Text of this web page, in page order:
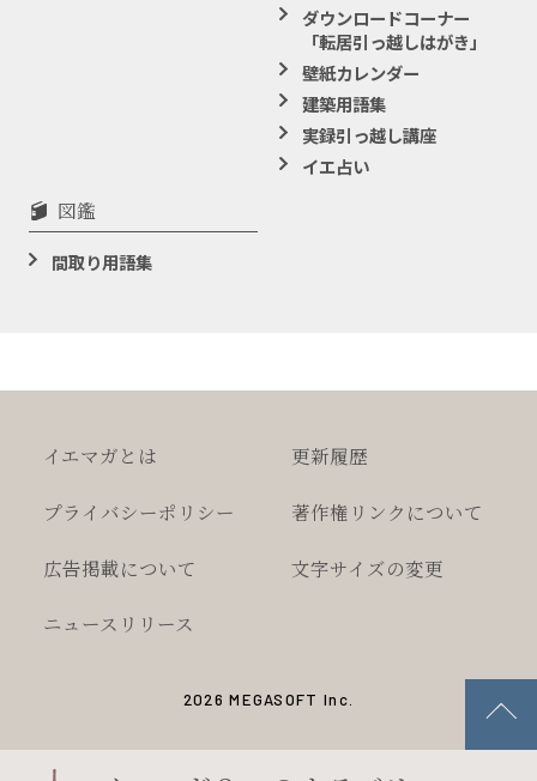
ダウンロードコーナー
「転居引っ越しはがき」
壁紙カレンダー
建築用語集
実録引っ越し講座
イエ占い
図鑑
間取り用語集
イエマガとは 更新履歴
プライバシーポリシー 著作権 リンクについて
広告掲載について 文字サイズの変更
ニュースリリース
2026 MEGASOFT Inc.